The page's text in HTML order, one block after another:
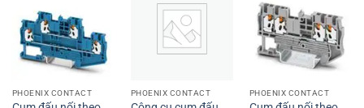
PHOENIX CONTACT PHOENIX CONTACT PHOENIX CONTACT